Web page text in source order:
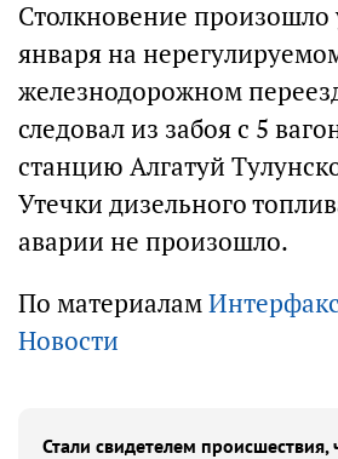
Столкновение произошло
января на
железнодорожном
следовал из забоя с 5
станцию Алгатуй
Утечки дизельного
аварии не произошло.
По материалам
Новости
Стали свидетелем происшествия,